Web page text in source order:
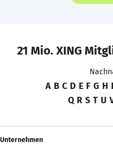
21 Mio. XING
A B C D E F G H I
Q R S T U
Unternehmen